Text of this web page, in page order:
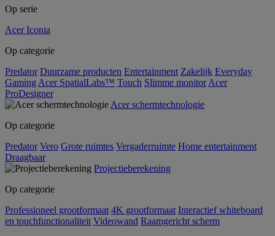
Op serie
Acer Iconia
Op categorie
Predator Duurzame producten Entertainment Zakelijk Everyday
Gaming Acer SpatialLabs™ Touch Slimme monitor Acer
ProDesigner
Acer schermtechnologie
Op categorie
Predator Vero Grote ruimtes Vergaderruimte Home entertainment
Draagbaar
Projectieberekening
Op categorie
Professioneel grootformaat 4K grootformaat Interactief whiteboard
en touchfunctionaliteit Videowand Raamgericht scherm